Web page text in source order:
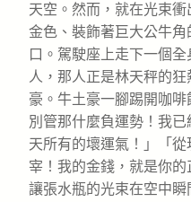
天空。然而，就在光束
金色、裝飾著巨大公牛
口。駕駛座上走下一個
人，那人正是林天秤的
豪。牛土豪一腳踢開咖啡
別管那什麼負運勢！我
天所有的壞運氣！」「
宰！我的金錢，就是你的
讓張水瓶的光束在空中